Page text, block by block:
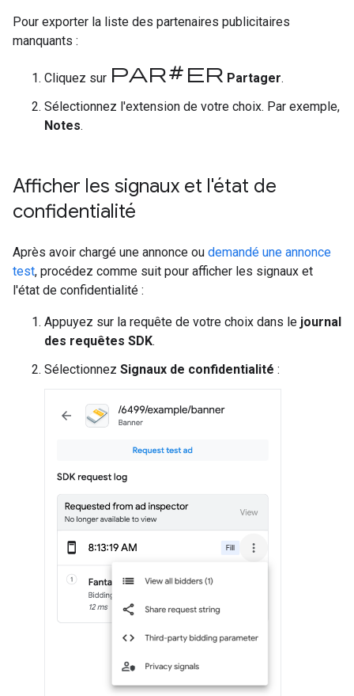
Pour exporter la liste des partenaires publicitaires
manquants :
Cliquez sur Partager Partager.
Sélectionnez l'extension de votre choix. Par exemple,
Notes.
Afficher les signaux et l'état de
confidentialité
Après avoir chargé une annonce ou demandé une annonce
test, procédez comme suit pour afficher les signaux et
l'état de confidentialité :
Appuyez sur la requête de votre choix dans le journal
des requêtes SDK.
Sélectionnez Signaux de confidentialité :